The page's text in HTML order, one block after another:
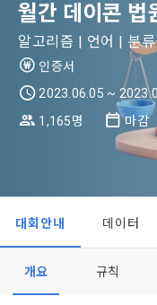
LEVEL 1
오늘의 XP
0 / 800
적립 XP
0
[데이
제 1 조 (목적)
본 약관은 데이콘 주식
비스를 이용하는 조건
규정하는 데 그 목적이
며, 어떤 방식이든 본
관의 전부에 동의한다
스를 사용하는 동안
의 조항을 포함한다.
제 2 조 (용어의 정의)
이 약관에서 사용하는
데이
데이콘은 이용자
우선의 가치로 두고 있
는 ‘회사’)는 서비스
정보보호 등에 관한 법
등 국내의 개인정보 보
1. 개인정보처리방침
데이콘이 어떤 정보를
1. 광고성 정보의 이용
DACON이 제공하는
경품 행사, 이벤트, 경
서신우편, 문자(SMS
이용자에게 제공합니
- 마케팅 수신 동의는
의 의사에 따라 동의를
동의를 거부 하시더라
월간 데이콘 법
알고리즘 | 언어 | 분
인증서
2023.06.05 ~
1,165명
마감
대회안내 데이터
개요 규칙